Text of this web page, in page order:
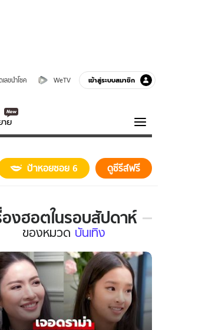
เลขนำโชค WeTV เข้าสู่ระบบสมาชิก
ย
ความรู้รอบตัว
ฮาวทู
ป้าหอยซอย 6 ดูซีรีส์ฟรี
องฮอตในรอบสัปดาห์
ของหมวด บันเทิง